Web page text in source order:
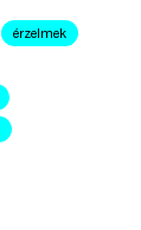
érzelmek